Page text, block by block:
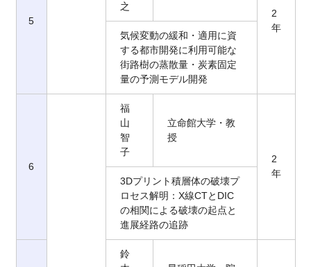
5
之
2
年
気候変動の緩和・適用に資
する都市開発に利用可能な
街路樹の蒸散量・炭素固定
量の予測モデル開発
6
福
山
智
子
立命館大学・教
授
2
年
3Dプリント積層体の破壊プ
ロセス解明：X線CTとDIC
の相関による破壊の起点と
進展経路の追跡
鈴